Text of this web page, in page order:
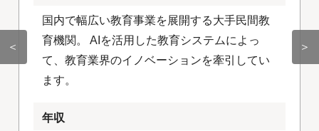
＜
国内で幅広い教育事業を展開する大手民間教
育機関。 AIを活用した教育システムによっ
て、教育業界のイノベーションを牽引してい
ます。
年収
＞